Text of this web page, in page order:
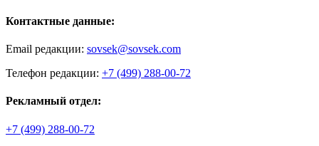
Контактные данные:
Email редакции: sovsek@sovsek.com
Телефон редакции: +7 (499) 288-00-72
Рекламный отдел:
+7 (499) 288-00-72